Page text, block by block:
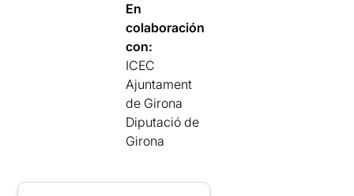
En
colaboración
con:
ICEC
Ajuntament
de Girona
Diputació de
Girona